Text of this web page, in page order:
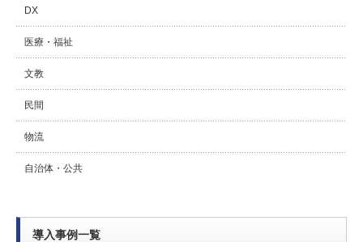
DX
医療・福祉
文教
民間
物流
自治体・公共
導入事例一覧